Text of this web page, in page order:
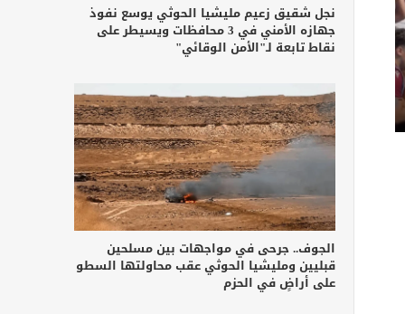
نجل شقيق زعيم مليشيا الحوثي يوسع نفوذ
جهازه الأمني في 3 محافظات ويسيطر على
نقاط تابعة لـ"الأمن الوقائي"
الجوف.. جرحى في مواجهات بين مسلحين
قبليين ومليشيا الحوثي عقب محاولتها السطو
على أراضٍ في الحزم